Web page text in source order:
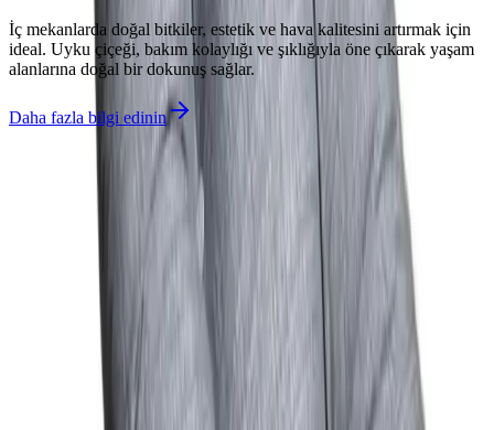
İç mekanlarda doğal bitkiler, estetik ve hava kalitesini artırmak için
ideal. Uyku çiçeği, bakım kolaylığı ve şıklığıyla öne çıkarak yaşam
alanlarına doğal bir dokunuş sağlar.
Daha fazla bilgi edinin
İlgili makaleler